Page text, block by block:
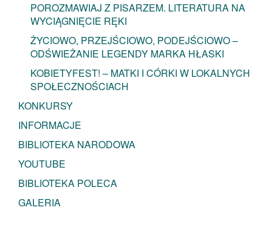
POROZMAWIAJ Z PISARZEM. LITERATURA NA
WYCIĄGNIĘCIE RĘKI
ŻYCIOWO, PRZEJŚCIOWO, PODEJŚCIOWO –
ODŚWIEŻANIE LEGENDY MARKA HŁASKI
KOBIETYFEST! – MATKI I CÓRKI W LOKALNYCH
SPOŁECZNOŚCIACH
KONKURSY
INFORMACJE
BIBLIOTEKA NARODOWA
YOUTUBE
BIBLIOTEKA POLECA
GALERIA